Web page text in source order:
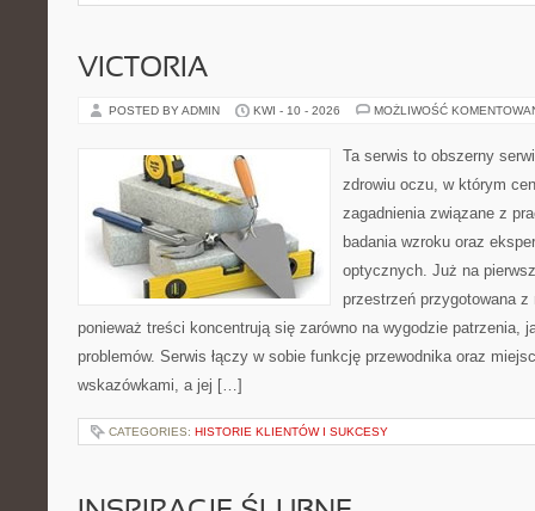
VICTORIA
POSTED BY ADMIN KWI - 10 - 2026 MOŻLIWOŚĆ
Ta serwis to obszerny
zdrowiu oczu, w którym
zagadnienia związane z
badania wzroku oraz
optycznych. Już na
przestrzeń przygotowana
ponieważ treści koncentrują się zarówno na wygodzie patrzenia,
problemów. Serwis łączy w sobie funkcję przewodnika oraz
wskazówkami, a jej […]
CATEGORIES: HISTORIE KLIENTÓW I SUKCESY